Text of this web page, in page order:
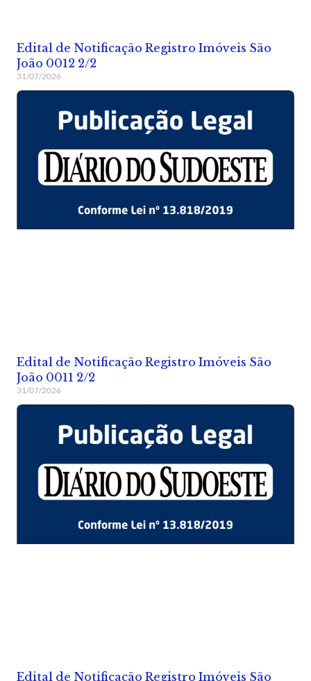
Edital de Notificação Registro Imóveis São
João 0012 2/2
31/07/2026
Edital de Notificação Registro Imóveis São
João 0011 2/2
31/07/2026
Edital de Notificação Registro Imóveis São